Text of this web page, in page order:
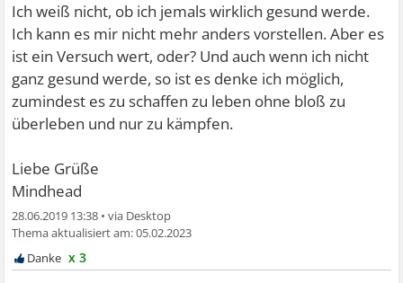
Ich weiß nicht, ob ich jemals wirklich gesund werde.
Ich kann es mir nicht mehr anders vorstellen. Aber es
ist ein Versuch wert, oder? Und auch wenn ich nicht
ganz gesund werde, so ist es denke ich möglich,
zumindest es zu schaffen zu leben ohne bloß zu
überleben und nur zu kämpfen.
Liebe Grüße
Mindhead
28.06.2019 13:38 •
05.02.2023
x 3